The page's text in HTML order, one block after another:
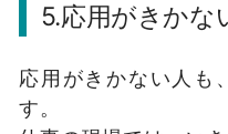
5.応用がきかな
応用がきかない人も
す。